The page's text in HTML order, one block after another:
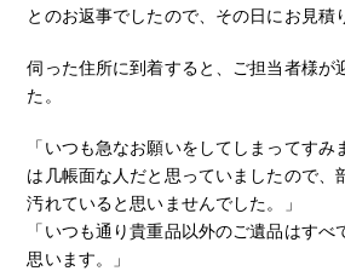
とのお返事でしたので、その日にお見積
伺った住所に到着すると、ご担当者様が
た。
「いつも急なお願いをしてしまってす
は几帳面な人だと思っていましたので、
汚れていると思いませんでした。」
「いつも通り貴重品以外のご遺品はすべ
思います。」